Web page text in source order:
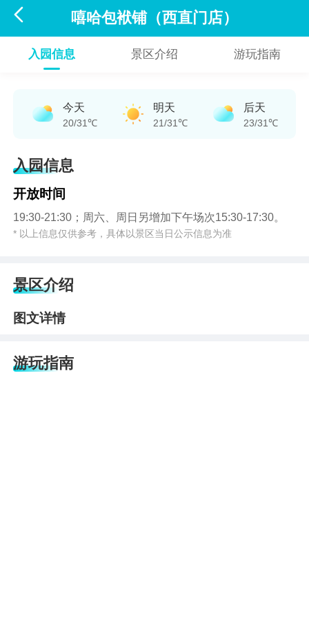
 嘻哈包袱铺（西直门店）
入园信息 景区介绍 游玩指南
今天
20/31℃
明天
21/31℃
后天
23/31℃
入园信息
开放时间
19:30-21:30；周六、周日另增加下午场次15:30-17:30。
* 以上信息仅供参考，具体以景区当日公示信息为准
景区介绍
图文详情
游玩指南